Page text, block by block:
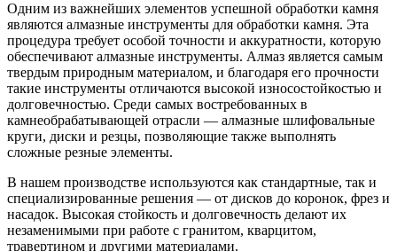
Одним из важнейших элементов успешной обработки камня
являются алмазные инструменты для обработки камня. Эта
процедура требует особой точности и аккуратности, которую
обеспечивают алмазные инструменты. Алмаз является самым
твердым природным материалом, и благодаря его прочности
такие инструменты отличаются высокой износостойкостью и
долговечностью. Среди самых востребованных в
камнеобрабатывающей отрасли — алмазные шлифовальные
круги, диски и резцы, позволяющие также выполнять
сложные резные элементы.
В нашем производстве используются как стандартные, так и
специализированные решения — от дисков до коронок, фрез и
насадок. Высокая стойкость и долговечность делают их
незаменимыми при работе с гранитом, кварцитом,
травертином и другими материалами.